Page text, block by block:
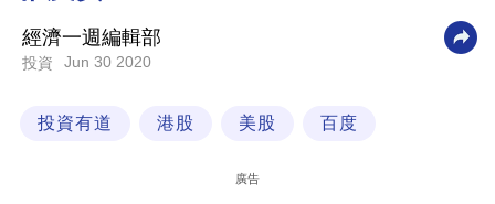
科
技
經濟一週編輯部
投資 Jun 30 2020
投資有道 港股 美股 百度
廣告